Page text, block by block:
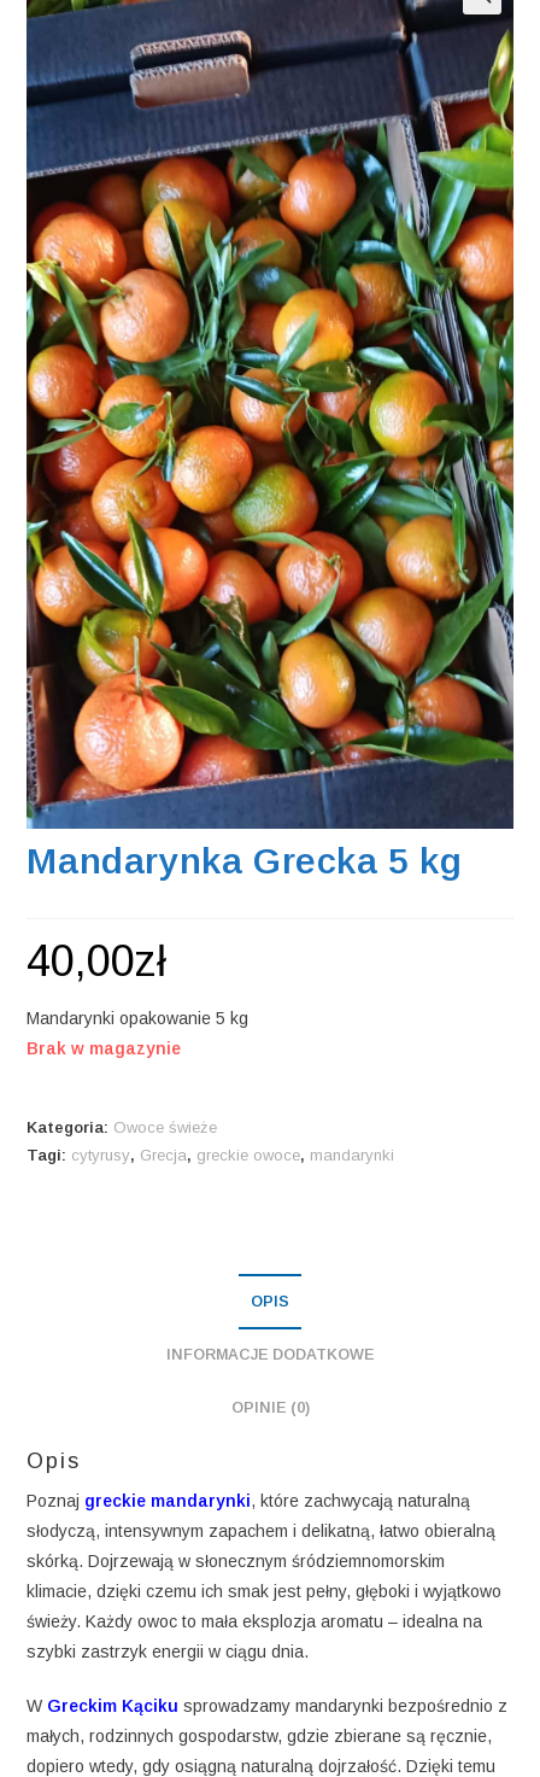
Mandarynka Grecka 5 kg
40,00zł
Mandarynki opakowanie 5 kg
Brak w magazynie
Kategoria: Owoce świeże
Tagi: cytyrusy, Grecja, greckie owoce, mandarynki
OPIS
INFORMACJE DODATKOWE
OPINIE (0)
Opis
Poznaj greckie mandarynki, które zachwycają naturalną
słodyczą, intensywnym zapachem i delikatną, łatwo obieralną
skórką. Dojrzewają w słonecznym śródziemnomorskim
klimacie, dzięki czemu ich smak jest pełny, głęboki i wyjątkowo
świeży. Każdy owoc to mała eksplozja aromatu – idealna na
szybki zastrzyk energii w ciągu dnia.
W Greckim Kąciku sprowadzamy mandarynki bezpośrednio z
małych, rodzinnych gospodarstw, gdzie zbierane są ręcznie,
dopiero wtedy, gdy osiągną naturalną dojrzałość. Dzięki temu